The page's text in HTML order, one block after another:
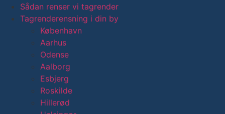
Sådan renser vi tagrender
Tagrenderensning i din by
København
Aarhus
Odense
Aalborg
Esbjerg
Roskilde
Hillerød